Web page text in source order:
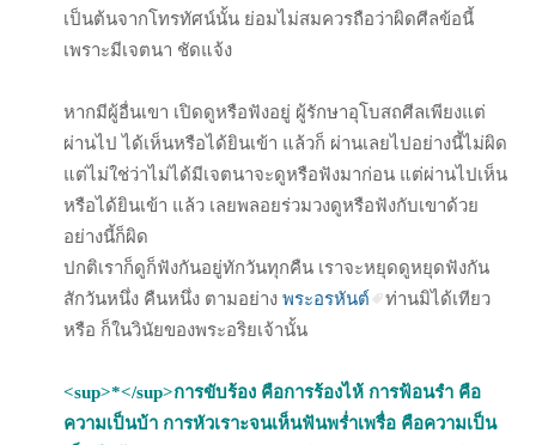
เป็นต้นจากโทรทัศน์นั้น ย่อมไม่สมควรถือว่าผิดศีลข้อนี้
เพราะมีเจตนา ชัดแจ้ง
หากมีผู้อื่นเขา เปิดดูหรือฟังอยู่ ผู้รักษาอุโบสถศีลเพียงแต่
ผ่านไป ได้เห็นหรือได้ยินเข้า แล้วก็ ผ่านเลยไปอย่างนี้ไม่ผิด
แต่ไม่ใช่ว่าไม่ได้มีเจตนาจะดูหรือฟังมาก่อน แต่ผ่านไปเห็น
หรือได้ยินเข้า แล้ว เลยพลอยร่วมวงดูหรือฟังกับเขาด้วย
อย่างนี้ก็ผิด
ปกติเราก็ดูก็ฟังกันอยู่ทักวันทุกคืน เราจะหยุดดูหยุดฟังกัน
สักวันหนึ่ง คืนหนึ่ง ตามอย่างพระอรหันต์
ท่านมิได้เทียว
หรือ ก็ในวินัยของพระอริยเจ้านั้น
<sup>*</sup>การขับร้อง คือการร้องไห้ การฟ้อนรำ คือ
ความเป็นบ้า การหัวเราะจนเห็นฟันพร่ำเพรื่อ คือความเป็น